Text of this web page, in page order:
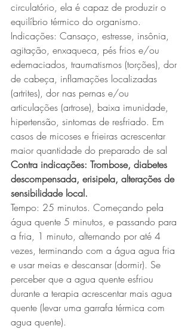
circulatório, ela é capaz de produzir o
equilíbrio térmico do organismo.
Indicações: Cansaço, estresse, insônia,
agitação, enxaqueca, pés frios e/ou
edemaciados, traumatismos (torções), dor
de cabeça, inflamações localizadas
(artrites), dor nas pernas e/ou
articulações (artrose), baixa imunidade,
hipertensão, sintomas de resfriado. Em
casos de micoses e frieiras acrescentar
maior quantidade do preparado de sal
Contra indicações: Trombose, diabetes
descompensada, erisipela, alterações de
sensibilidade local.
Tempo: 25 minutos. Começando pela
água quente 5 minutos, e passando para
a fria, 1 minuto, alternando por até 4
vezes, terminando com a água agua fria
e usar meias e descansar (dormir). Se
perceber que a agua quente esfriou
durante a terapia acrescentar mais agua
quente (levar uma garrafa térmica com
agua quente).